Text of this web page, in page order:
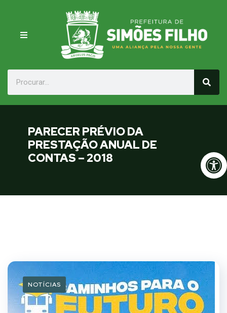
PARECER PRÉVIO DA
PRESTAÇÃO ANUAL DE
CONTAS – 2018
NOTÍCIAS